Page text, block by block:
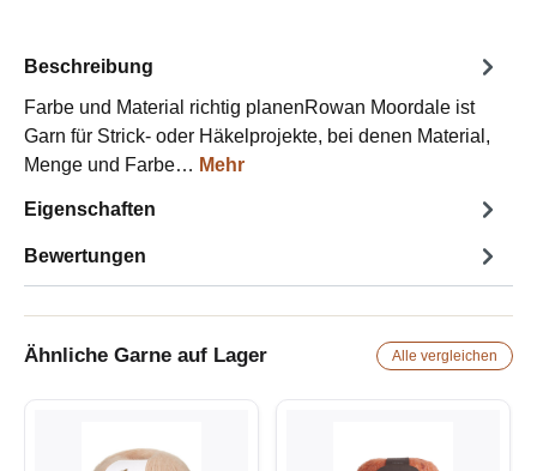
Beschreibung
Farbe und Material richtig planenRowan Moordale ist
Garn für Strick- oder Häkelprojekte, bei denen Material,
Menge und Farbe… Mehr
Eigenschaften
Bewertungen
Ähnliche Garne auf Lager Alle vergleichen